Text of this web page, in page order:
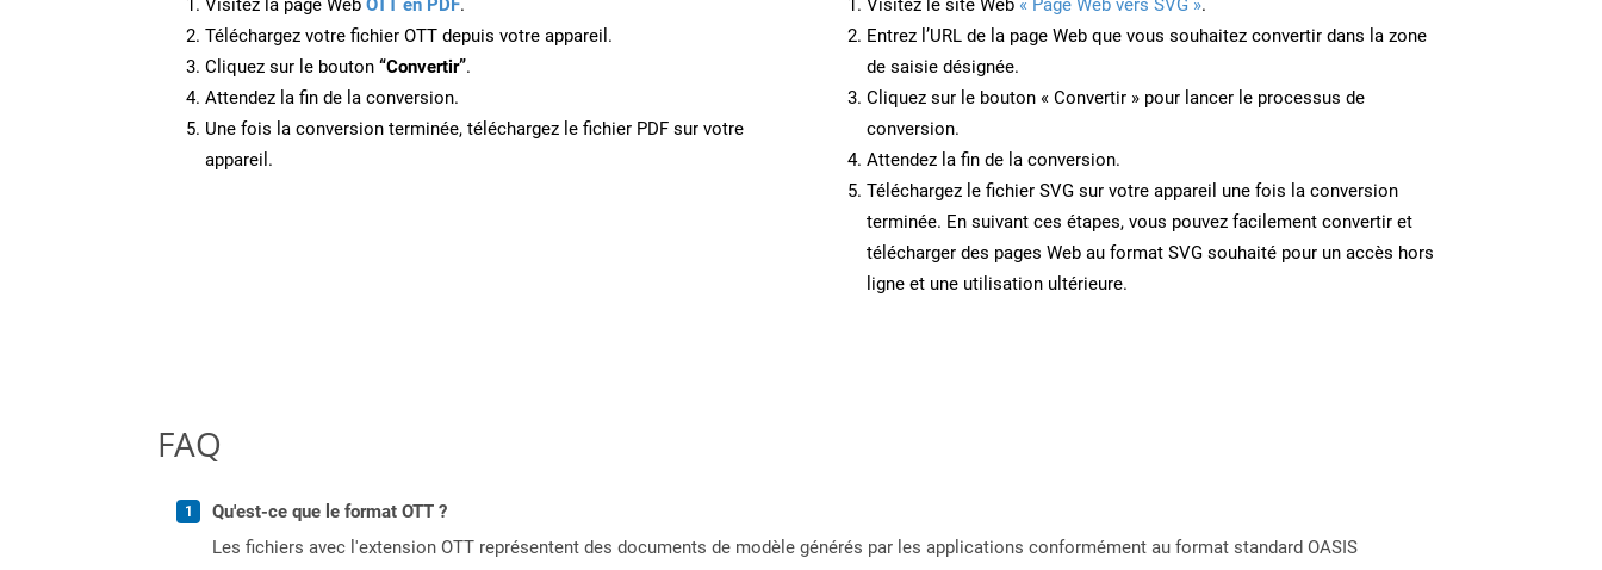
Téléchargez votre fichier OTT depuis votre appareil.
Cliquez sur le bouton “Convertir”.
Attendez la fin de la conversion.
Une fois la conversion terminée, téléchargez le fichier PDF sur votre
appareil.
Entrez l’URL de la page Web que vous souhaitez convertir dans la zone
de saisie désignée.
Cliquez sur le bouton « Convertir » pour lancer le processus de
conversion.
Attendez la fin de la conversion.
Téléchargez le fichier SVG sur votre appareil une fois la conversion
terminée. En suivant ces étapes, vous pouvez facilement convertir et
télécharger des pages Web au format SVG souhaité pour un accès hors
ligne et une utilisation ultérieure.
FAQ
Qu'est-ce que le format OTT ?
Les fichiers avec l'extension OTT représentent des documents de modèle générés par les applications conformément au format standard OASIS